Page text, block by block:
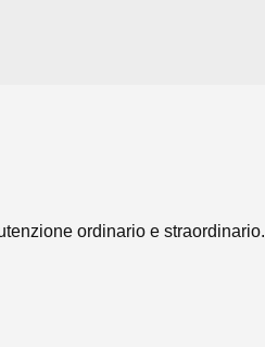
ordinario e straordinario.